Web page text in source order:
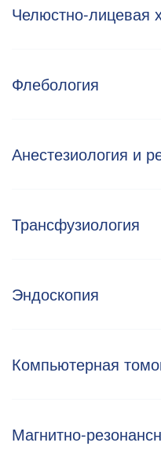
Челюстно-лицевая
Флебология
Анестезиология и
Трансфузиология
Эндоскопия
Компьютерная
Магнитно-